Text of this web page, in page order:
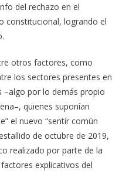
del rechazo en el
constitucional, logrando el
otros factores, como
los sectores presentes en
–algo por lo demás propio
quienes suponían
el nuevo “sentir común
de octubre de 2019,
realizado por parte de la
explicativos del